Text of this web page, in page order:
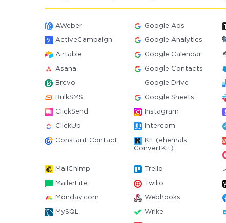
AWeber Google Ads
ActiveCampaign Google Analytics
Airtable Google Calendar
Asana Google Contacts
Brevo Google Drive
BulkSMS Google Sheets
ClickSend Instagram
ClickUp Intercom
Constant Contact
Kit (ehemals
ConvertKit)
MailChimp Trello
MailerLite Twilio
Monday.com Webhooks
MySQL Wrike